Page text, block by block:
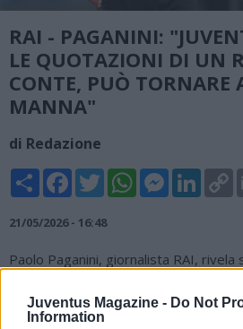
Juventus Magazine - Do Not
Information
RAI - PAGANINI:
LE QUOTAZIONI DI UN
CONTE, PUÒ TORNARE
MANNA"
di Redazione
Share FacebookTwitterWhatsAppMessenger
21/05/2026 - 16:48
Paolo Paganini, giornalista RAI, rivela
decisivo l’incontro tra Elkann e
con Comolli. Dovesse tornare Conte